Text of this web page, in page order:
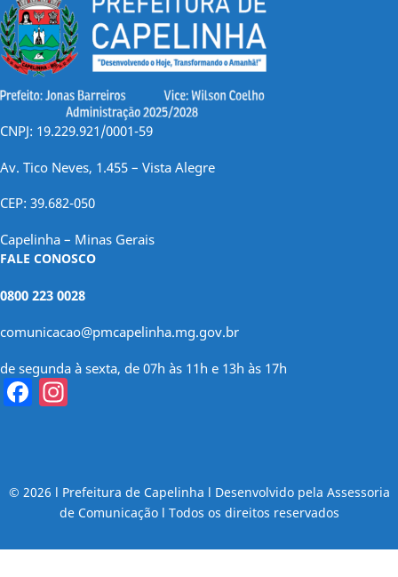
CNPJ: 19.229.921/0001-59
Av. Tico Neves, 1.455 – Vista Alegre
CEP: 39.682-050
Capelinha – Minas Gerais
FALE CONOSCO
0800 223 0028
comunicacao@pmcapelinha.mg.gov.br
de segunda à sexta, de 07h às 11h e 13h às 17h
Facebook
© 2026 l Prefeitura de Capelinha l Desenvolvido pela Assessoria
de Comunicação l Todos os direitos reservados